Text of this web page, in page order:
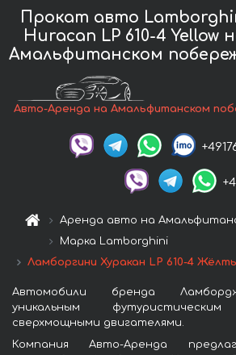
Прокат авто
Huracan LP 610-4 Yellow
Амальфитанском
Авто-Аренда на Амальфитанском
Аренда авто на
Марка Lamborghini
Ламборгини Хуракан LP 610-4
Автомобили бренда
уникальным
сверхмощными двигателями.
Компания Авто-Аренда